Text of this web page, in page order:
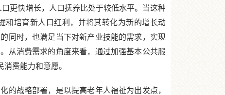
更快增长，人口抚养比处于较低水平。当这种
和培育新人口红利，并将其转化为新的增长动
同时，也满足当下对新产业技能的需求，实现
从消费需求的角度来看，通过加强基本公共服
费能力和意愿。
战略部署，是以提高老年人福祉为出发点，